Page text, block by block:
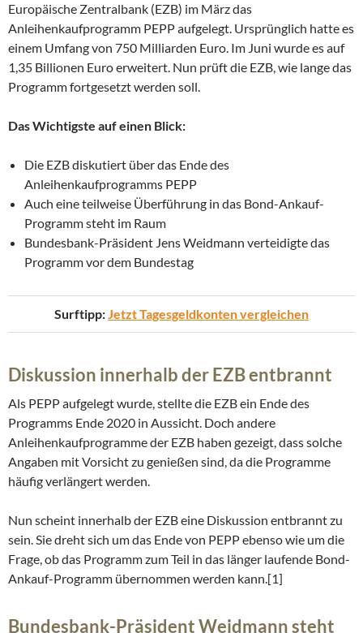
Europäische Zentralbank (EZB) im März das
Anleihenkaufprogramm PEPP aufgelegt. Ursprünglich hatte es
einem Umfang von 750 Milliarden Euro. Im Juni wurde es auf
1,35 Billionen Euro erweitert. Nun prüft die EZB, wie lange das
Programm fortgesetzt werden soll.
Das Wichtigste auf einen Blick:
Die EZB diskutiert über das Ende des
Anleihenkaufprogramms PEPP
Auch eine teilweise Überführung in das Bond-Ankauf-
Programm steht im Raum
Bundesbank-Präsident Jens Weidmann verteidigte das
Programm vor dem Bundestag
Surftipp:Jetzt Tagesgeldkonten vergleichen
Diskussion innerhalb der EZB entbrannt
Als PEPP aufgelegt wurde, stellte die EZB ein Ende des
Programms Ende 2020 in Aussicht. Doch andere
Anleihenkaufprogramme der EZB haben gezeigt, dass solche
Angaben mit Vorsicht zu genießen sind, da die Programme
häufig verlängert werden.
Nun scheint innerhalb der EZB eine Diskussion entbrannt zu
sein. Sie dreht sich um das Ende von PEPP ebenso wie um die
Frage, ob das Programm zum Teil in das länger laufende Bond-
Ankauf-Programm übernommen werden kann.[1]
Bundesbank-Präsident Weidmann steht